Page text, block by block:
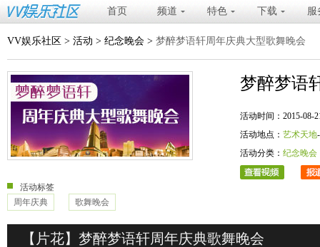
首页 频道 特色 下载 服
VV娱乐社区 > 活动 > 纪念晚会 > 梦醉梦语轩周年庆典大型歌舞晚会
梦醉梦语
活动时间：2015-08-
活动地点： 艺术天地
活动分类： 纪念晚会
活动标签
周年庆典
歌舞晚会
【片花】梦醉梦语轩周年庆典歌舞晚会